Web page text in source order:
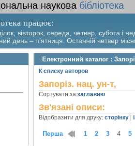
наукова бібліотека
працює:
вівторок, середа, четвер, субота і
день – п’ятниця. Останній четвер
Електронний каталог :
К списку авторов
Запоріз. нац. ун-т,
Сортувати за:заглавию
Зв'язані описи:
Відобразити для друку: сторінку
Перша 1 2 3 4 5